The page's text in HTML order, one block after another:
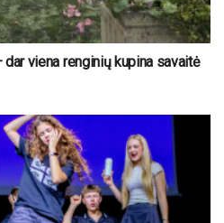
viena renginių kupina savaitė